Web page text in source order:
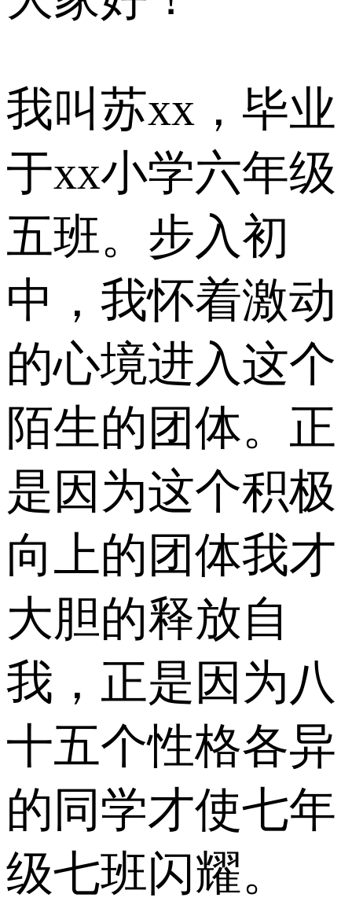
我叫苏xx，毕业
于xx小学六年级
五班。步入初
中，我怀着激动
的心境进入这个
陌生的团体。正
是因为这个积极
向上的团体我才
大胆的释放自
我，正是因为八
十五个性格各异
的同学才使七年
级七班闪耀。